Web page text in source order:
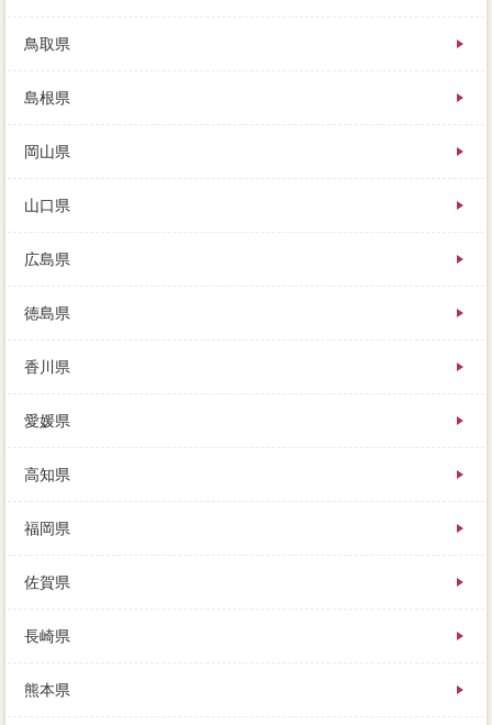
鳥取県
島根県
岡山県
山口県
広島県
徳島県
香川県
愛媛県
高知県
福岡県
佐賀県
長崎県
熊本県